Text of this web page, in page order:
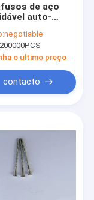
de aço
auto-
de borracha
Parafusos
com
auto-
parafusos
negotiable
200000PCS
o ultimo preço
contacto